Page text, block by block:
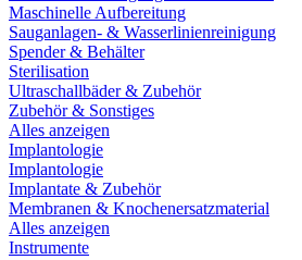
Maschinelle Aufbereitung
Sauganlagen- & Wasserlinienreinigung
Spender & Behälter
Sterilisation
Ultraschallbäder & Zubehör
Zubehör & Sonstiges
Alles anzeigen
Implantologie
Implantologie
Implantate & Zubehör
Membranen & Knochenersatzmaterial
Alles anzeigen
Instrumente